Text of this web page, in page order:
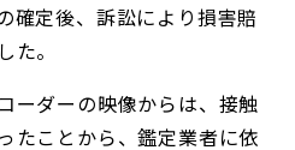
確定後、訴訟により損害賠
。
ーダーの映像からは、接触
たことから、鑑定業者に依